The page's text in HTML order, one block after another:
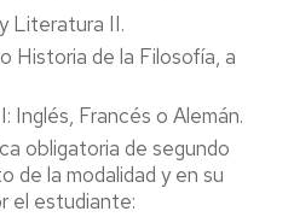
Literatura II.
Historia de la Filosofía, a
Inglés, Francés o Alemán.
obligatoria de segundo
de la modalidad y en su
el estudiante: